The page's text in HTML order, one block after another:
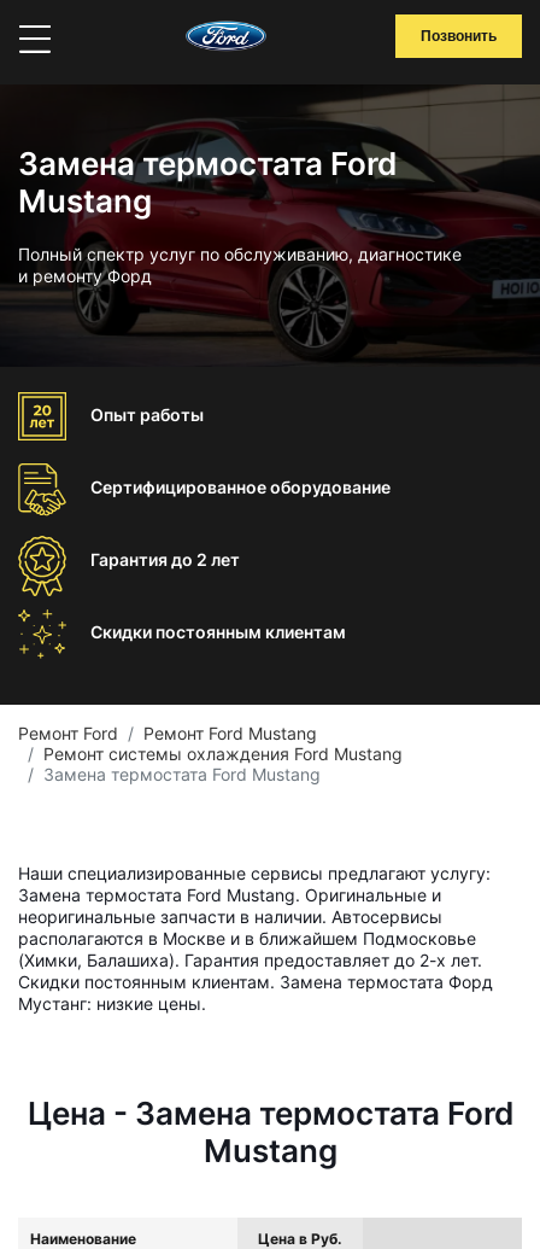
Позвонить
Замена термостата Ford
Mustang
Полный спектр услуг по обслуживанию, диагностике
и ремонту Форд
Опыт работы
Сертифицированноеоборудование
Гарантиядо 2 лет
Скидки постоянным клиентам
Ремонт Ford
Ремонт Ford Mustang
Ремонт системы охлаждения Ford Mustang
Замена термостата Ford Mustang
Наши специализированные сервисы предлагают услугу:
Замена термостата Ford Mustang. Оригинальные и
неоригинальные запчасти в наличии. Автосервисы
располагаются в Москве и в ближайшем Подмосковье
(Химки, Балашиха). Гарантия предоставляет до 2-х лет.
Скидки постоянным клиентам. Замена термостата Форд
Мустанг: низкие цены.
Цена - Замена термостата Ford
Mustang
Наименование Цена в Руб.